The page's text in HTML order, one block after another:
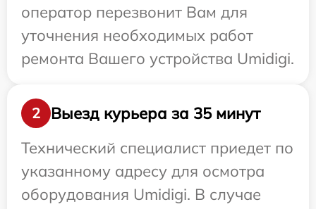
оператор перезвонит Вам для
уточнения необходимых работ
ремонта Вашего устройства Umidigi.
2
Выезд курьера за 35 минут
Технический специалист приедет по
указанному адресу для осмотра
оборудования Umidigi. В случае